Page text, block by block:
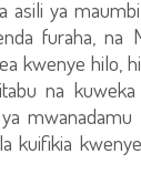
asili ya
furaha, na
kwenye hilo,
na
mwanadamu
kuifikia